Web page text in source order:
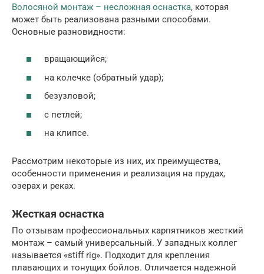
Волосяной монтаж – несложная оснастка, которая
может быть реализована разными способами.
Основные разновидности:
вращающийся;
на колечке (обратный удар);
безузловой;
с петлей;
на клипсе.
Рассмотрим некоторые из них, их преимущества,
особенности применения и реализация на прудах,
озерах и реках.
Жесткая оснастка
По отзывам профессиональных карпятников жесткий
монтаж – самый универсальный. У западных коллег
называется «stiff rig». Подходит для крепления
плавающих и тонущих бойлов. Отличается надежной